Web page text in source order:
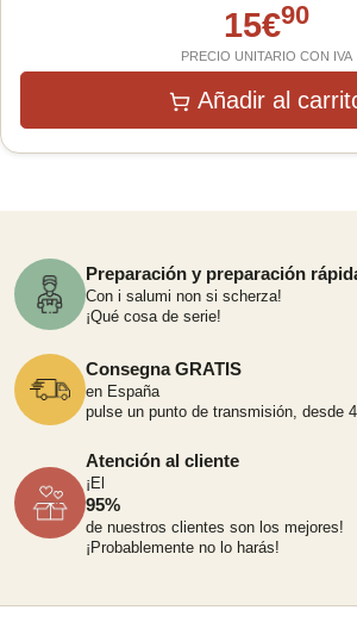
15€90
PRECIO UNITARIO CON IVA
Añadir al
Preparación y preparación
Con i salumi non si scherza!
¡Qué cosa de serie!
Consegna GRATIS
en España
pulse un punto de transmisión, desde
Atención al cliente
¡El
95%
de nuestros clientes son los mejores!
¡Probablemente no lo harás!